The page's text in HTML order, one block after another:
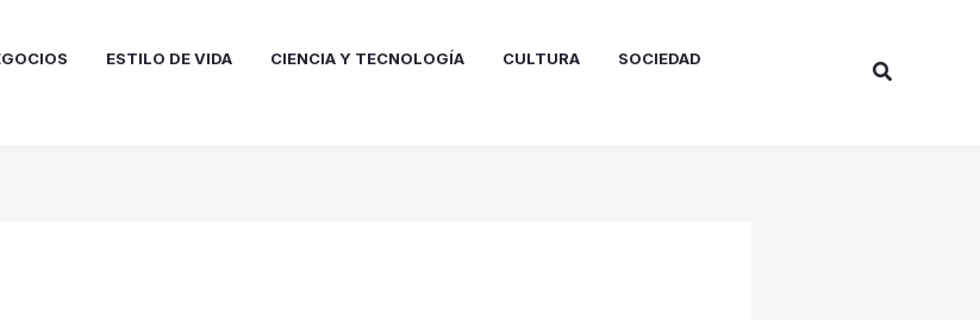
ESTILO DE VIDA CIENCIA Y TECNOLOGÍA CULTURA
SOCIEDAD
Buscar